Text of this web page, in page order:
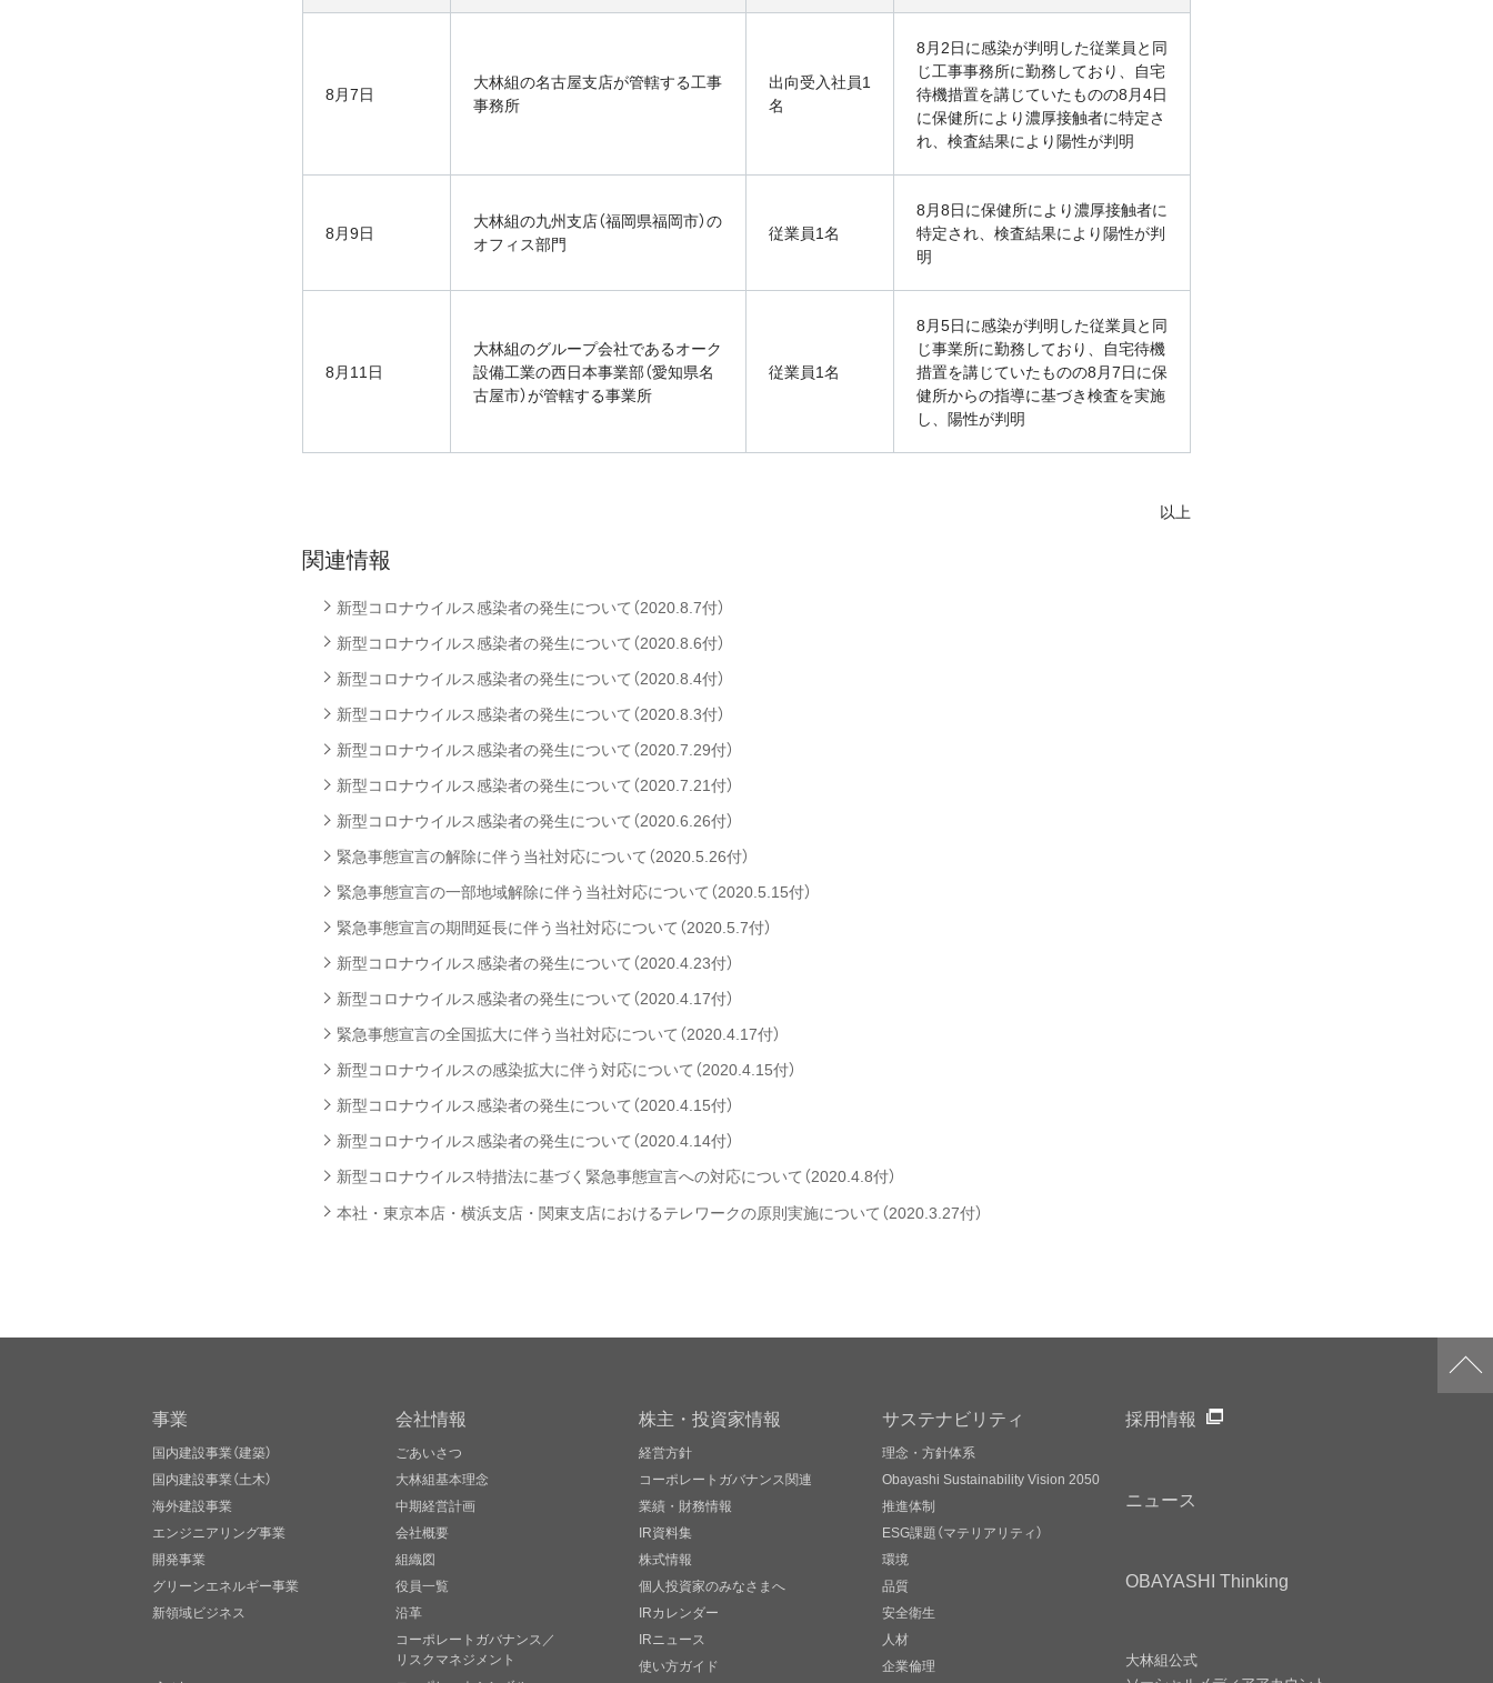
8月7日
大林組の名古屋支店が管轄する工事
事務所
出向受入社員1
名
8月2日に感染が判明した従業員と同
じ工事事務所に勤務しており、自宅
待機措置を講じていたものの8月4日
に保健所により濃厚接触者に特定さ
れ、検査結果により陽性が判明
8月9日
大林組の九州支店（福岡県福岡市）の
オフィス部門
従業員1名
8月8日に保健所により濃厚接触者に
特定され、検査結果により陽性が判
明
8月11日
大林組のグループ会社であるオーク
設備工業の西日本事業部（愛知県名
古屋市）が管轄する事業所
従業員1名
8月5日に感染が判明した従業員と同
じ事業所に勤務しており、自宅待機
措置を講じていたものの8月7日に保
健所からの指導に基づき検査を実施
し、陽性が判明
以上
関連情報
新型コロナウイルス感染者の発生について（2020.8.7付）
新型コロナウイルス感染者の発生について（2020.8.6付）
新型コロナウイルス感染者の発生について（2020.8.4付）
新型コロナウイルス感染者の発生について（2020.8.3付）
新型コロナウイルス感染者の発生について（2020.7.29付）
新型コロナウイルス感染者の発生について（2020.7.21付）
新型コロナウイルス感染者の発生について（2020.6.26付）
緊急事態宣言の解除に伴う当社対応について（2020.5.26付）
緊急事態宣言の一部地域解除に伴う当社対応について（2020.5.15付）
緊急事態宣言の期間延長に伴う当社対応について（2020.5.7付）
新型コロナウイルス感染者の発生について（2020.4.23付）
新型コロナウイルス感染者の発生について（2020.4.17付）
緊急事態宣言の全国拡大に伴う当社対応について（2020.4.17付）
新型コロナウイルスの感染拡大に伴う対応について（2020.4.15付）
新型コロナウイルス感染者の発生について（2020.4.15付）
新型コロナウイルス感染者の発生について（2020.4.14付）
新型コロナウイルス特措法に基づく緊急事態宣言への対応について（2020.4.8付）
本社・東京本店・横浜支店・関東支店におけるテレワークの原則実施について（2020.3.27付）
事業
国内建設事業（建築）
国内建設事業（土木）
海外建設事業
エンジニアリング事業
開発事業
グリーンエネルギー事業
新領域ビジネス
会社情報
ごあいさつ
大林組基本理念
中期経営計画
会社概要
組織図
役員一覧
沿革
コーポレートガバナンス／
リスクマネジメント
株主・投資家情報
経営方針
コーポレートガバナンス関連
業績・財務情報
IR資料集
株式情報
個人投資家のみなさまへ
IRカレンダー
IRニュース
使い方ガイド
サステナビリティ
理念・方針体系
Obayashi Sustainability Vision 2050
推進体制
ESG課題（マテリアリティ）
環境
品質
安全衛生
人材
企業倫理
採用情報
ニュース
OBAYASHI Thinking
大林組公式